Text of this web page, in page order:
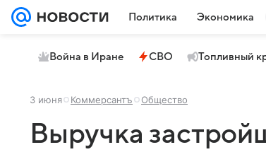
Политика Экономика
Война в Иране СВО Топливный
3 июня Коммерсантъ Общество
Выручка